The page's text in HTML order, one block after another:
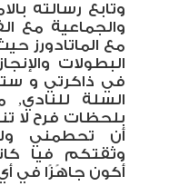
وتابع رسالته
والجماعية مع
مع الماتادورز
البطولات
في ذاكرتي و
السلة للنادي,
بلحظات فرح لا
أن تحطمني
وثقتكم فيا
أكون جاهًزًا في